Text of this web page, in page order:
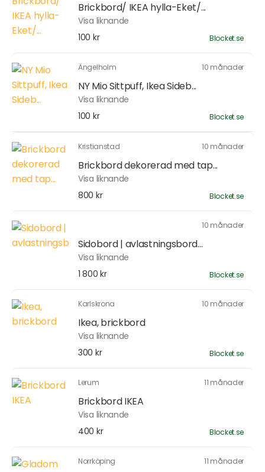
Brickbord/ IKEA hylla-Eket/...
Visa liknande
100 kr
Blocket.se
Ängelholm 10 månader
NY Mio Sittpuff, Ikea Sideb...
Visa liknande
100 kr
Blocket.se
Kristianstad 10 månader
Brickbord dekorerad med tap...
Visa liknande
800 kr
Blocket.se
10 månader
Sidobord | avlastningsbord...
Visa liknande
1 800 kr
Blocket.se
Karlskrona 10 månader
Ikea, brickbord
Visa liknande
300 kr
Blocket.se
Lerum 11 månader
Brickbord IKEA
Visa liknande
400 kr
Blocket.se
Norrköping 11 månader